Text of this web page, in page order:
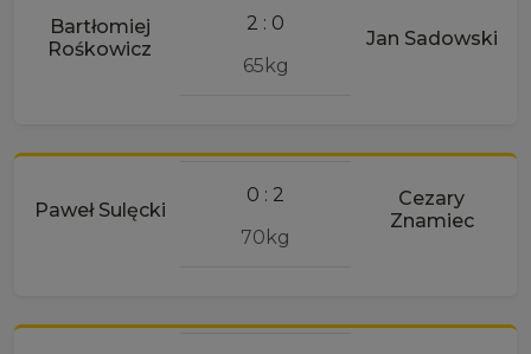
Bartłomiej
Rośkowicz
2 : 0
65kg
Jan Sadowski
Paweł Sulęcki
0 : 2
70kg
Cezary
Znamiec